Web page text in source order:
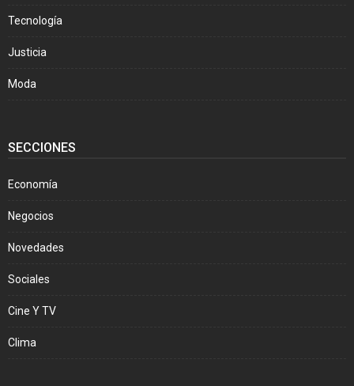
Tecnología
Justicia
Moda
SECCIONES
Economía
Negocios
Novedades
Sociales
Cine Y TV
Clima